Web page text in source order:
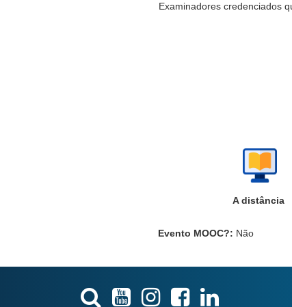
Examinadores credenciados
A distância
Evento MOOC?: Não